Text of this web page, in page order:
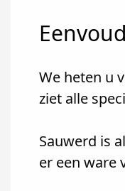
We heten u
ziet alle
Sauwerd is
er een ware